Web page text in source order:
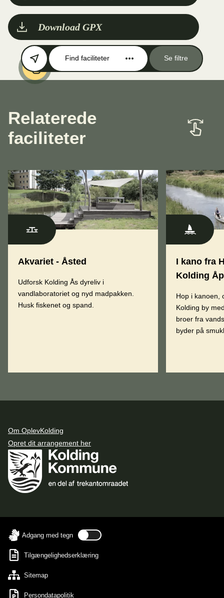
Download GPX
Find faciliteter Se filtre
Relaterede
faciliteter
Akvariet - Åsted
Udforsk Kolding Ås dyreliv i
vandlaboratoriet og nyd madpakken.
Husk fiskenet og spand.
I kano fra
Kolding
Hop i kanoen,
Kolding by
broer fra
byder på
Om OplevKolding
Opret dit arrangement her
Adgang med tegn
Tilgængelighedserklæring
Sitemap
Persondatapolitik